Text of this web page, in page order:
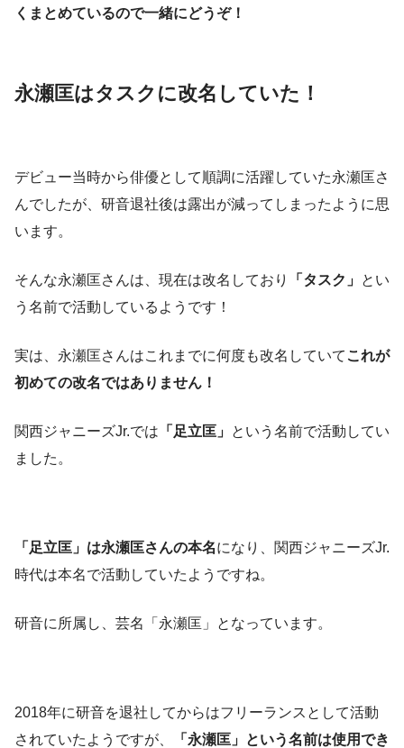
くまとめているので一緒にどうぞ！
永瀬匡はタスクに改名していた！
デビュー当時から俳優として順調に活躍していた永瀬匡さ
んでしたが、研音退社後は露出が減ってしまったように思
います。
そんな永瀬匡さんは、現在は改名しており 「タスク」 とい
う名前で活動しているようです！
実は、永瀬匡さんはこれまでに何度も改名していて これが
初めての改名ではありません！
関西ジャニーズJr.では 「足立匡」 という名前で活動してい
ました。
「足立匡」は永瀬匡さんの本名になり、関西ジャニーズJr.
時代は本名で活動していたようですね。
研音に所属し、芸名「永瀬匡」となっています。
2018年に研音を退社してからはフリーランスとして活動
されていたようですが、
「永瀬匡」という名前は使用でき